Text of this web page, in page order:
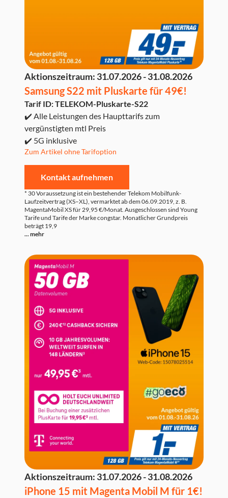
Aktionszeitraum: 31.07.2026 - 31.08.2026
Samsung S22 mit Pluskarte für 49€!
Tarif ID: TELEKOM-Pluskarte-S22
✔️ Alle Leistungen des Haupttarifs zum
vergünstigten mtl Preis
✔️ 5G inklusive
Zum Artikel ohne Tarifoption
Kontakt aufnehmen
* 30 Voraussetzung ist ein bestehender Telekom Mobilfunk-
Laufzeitvertrag (XS–XL), vermarktet ab dem 06.09.2019, z. B.
MagentaMobil XS für 29,95 €/Monat. Ausgeschlossen sind Young
Tarife und Tarife der Marke congstar. Monatlicher Grundpreis
beträgt 19,9
... mehr
Aktionszeitraum: 31.07.2026 - 31.08.2026
iPhone 15 mit Magenta Mobil M für 1€!